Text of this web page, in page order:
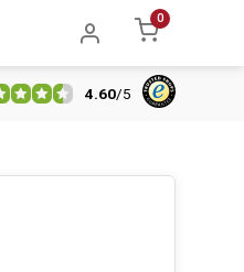
0
Vertrouwd online sinds
4.60/5